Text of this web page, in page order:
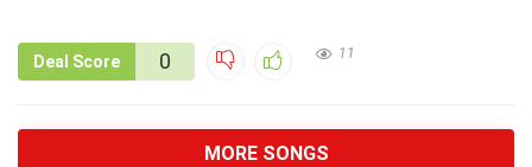
Deal Score 0 11
MORE SONGS